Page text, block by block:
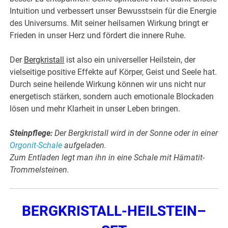
Intuition und verbessert unser Bewusstsein für die Energie
des Universums. Mit seiner heilsamen Wirkung bringt er
Frieden in unser Herz und fördert die innere Ruhe.
Der Bergkristall
ist also ein universeller Heilstein, der
vielseitige positive Effekte auf Körper, Geist und Seele hat.
Durch seine heilende Wirkung können wir uns nicht nur
energetisch stärken, sondern auch emotionale Blockaden
lösen und mehr Klarheit in unser Leben bringen.
Steinpflege: Der Bergkristall wird in der Sonne oder in einer
Orgonit-Schale aufgeladen.
Zum Entladen legt man ihn in eine Schale mit Hämatit-
Trommelsteinen.
BERGKRISTALL-HEILSTEIN–